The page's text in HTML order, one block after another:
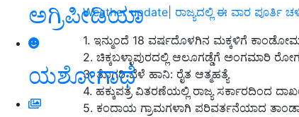
ಅಗ್ರಿಪೀಡಿಯಾ
ಯಶೋಗಾಥೆ
Weather update| ರಾಜ್ಯದಲ್ಲಿ ಈ ವಾರ ಪೂರ್ತಿ
1. ಇನ್ಮುಂದೆ 18 ವರ್ಷದೊಳಗಿನ ಮಕ್ಕಳಿಗೆ
2. ಚಿಕ್ಕಬಳ್ಳಾಪುರದಲ್ಲಿ ಆಲೂಗಡ್ಡೆಗೆ ಅಂಗಮಾರಿ ರೋಗ
3. ತೊಗರಿ ಬೆಳೆ ಹಾನಿ: ರೈತ ಆತ್ಮಹತ್ಯೆ
4. ಹಕ್ಕುಪತ್ರ ವಿತರಣೆಯಲ್ಲಿ ರಾಜ್ಯ ಸರ್ಕಾರದಿಂದ
5. ಕಂದಾಯ ಗ್ರಾಮಗಳಾಗಿ ಪರಿವರ್ತನೆಯಾದ